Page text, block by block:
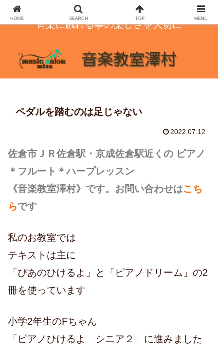
音楽に触れる事の楽しさを大切に
ペダルを踏むのは足じゃない
2022.07.12
佐倉市ＪＲ佐倉駅・京成佐倉駅近くの ピアノ
＊フルート＊ハープレッスン
《音楽教室澤村》です。お問い合わせはこち
らです
私のお教室では
テキストは主に
「ぴあのひけるよ」と「ピアノドリーム」の2
冊を使っています
小学2年生のFちゃん
「ピアノひけるよ シニア２」に進みました
HOME SEARCH TOP MENU